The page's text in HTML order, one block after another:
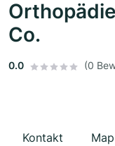
Co.
0.0 (0
Kontakt Map